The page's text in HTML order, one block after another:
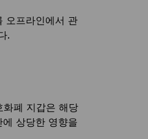
오프라인에서 관
.
폐 지갑은 해당
상당한 영향을